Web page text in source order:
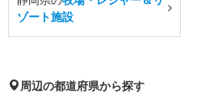
ゾート施設
周辺の都道府県から探す